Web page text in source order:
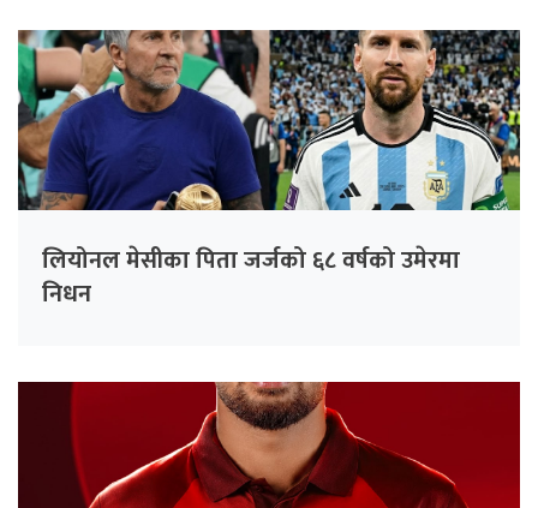
लियोनल मेसीका पिता जर्जको ६८ वर्षको उमेरमा
निधन